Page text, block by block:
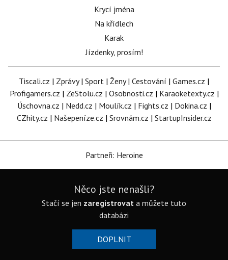
Krycí jména
Na křídlech
Karak
Jízdenky, prosím!
Tiscali.cz | Zprávy| Sport | Ženy| Cestování | Games.cz |
Profigamers.cz | ZeStolu.cz | Osobnosti.cz | Karaoketexty.cz |
Úschovna.cz | Nedd.cz | Moulík.cz | Fights.cz | Dokina.cz |
CZhity.cz | Našepeníze.cz | Srovnám.cz | StartupInsider.cz
Partneři: Heroine
Něco jste nenašli?
Stačí se jen zaregistrovat a můžete tuto
databázi
DOPLNIT